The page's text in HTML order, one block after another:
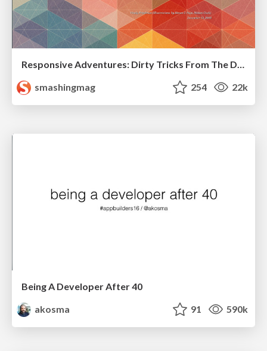
Responsive Adventures: Dirty Tricks From The Dark Corners of Front-End
smashingmag
254 22k
Being A Developer After 40
akosma
91 590k